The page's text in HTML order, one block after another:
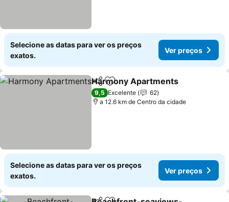
Selecione as datas para ver os preços
exatos.
Ver preços
PartilharAdicionar aos favoritos
Harmony Apartments
9,5 Excelente
62
a 12.6 km de Centro da cidade
Selecione as datas para ver os preços
exatos.
Ver preços